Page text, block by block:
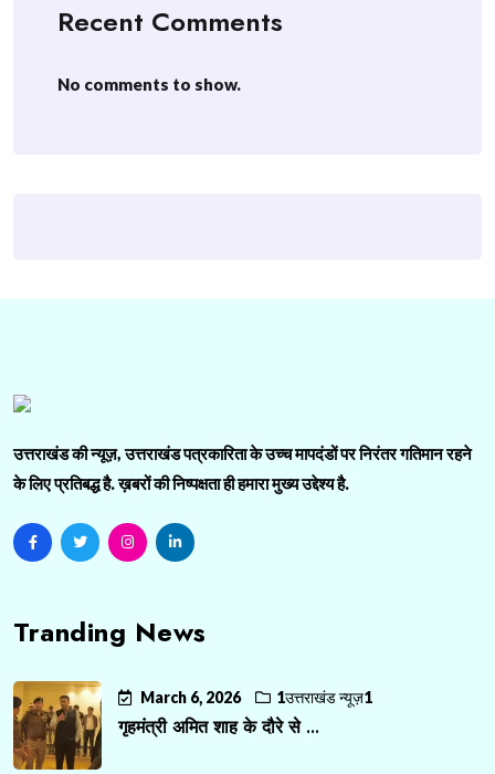
Recent Comments
No comments to show.
उत्तराखंड की न्यूज़, उत्तराखंड पत्रकारिता के उच्च मापदंडों पर निरंतर गतिमान रहने
के लिए प्रतिबद्ध है. ख़बरों की निष्पक्षता ही हमारा मुख्य उद्देश्य है.
Tranding News
March 6, 2026 1उत्तराखंड न्यूज़1
गृहमंत्री अमित शाह के दौरे से ...